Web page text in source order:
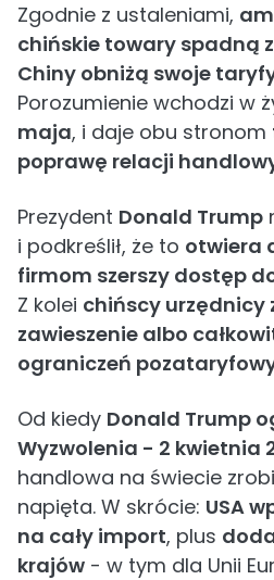
Zgodnie z ustaleniami,
chińskie towary spadną z
Chiny obniżą swoje taryfy
Porozumienie wchodzi w
maja, i daje obu stronom
poprawę relacji
Prezydent Donald Trump
i podkreślił, że to otwiera
firmom szerszy dostęp
Z kolei chińscy urzędnicy
zawieszenie albo
ograniczeń
Od kiedy Donald Trump
Wyzwolenia - 2 kwietnia
handlowa na świecie
napięta. W skrócie: USA
na cały import, plus
krajów - w tym dla Unii